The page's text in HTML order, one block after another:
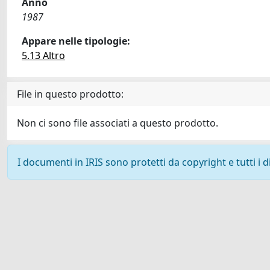
1987
Appare nelle tipologie:
5.13 Altro
File in questo prodotto:
Non ci sono file associati a questo prodotto.
I documenti in IRIS sono protetti da copyright e tutti i